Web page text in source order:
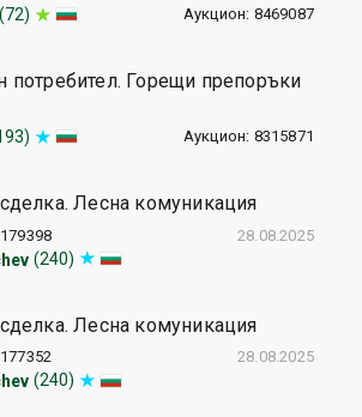
(72) Аукцион: 8469087
потребител. Горещи препоръки
Аукцион: 8315871
Лесна комуникация
(240)
28.08.2025
Лесна комуникация
(240)
28.08.2025